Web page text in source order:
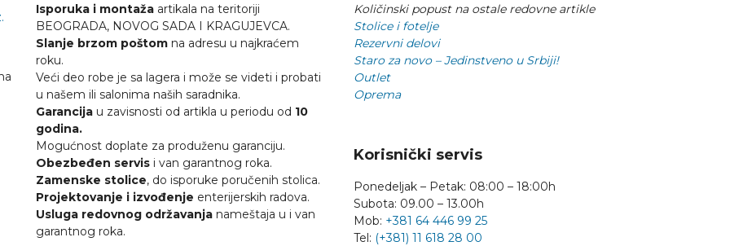
Isporuka i montažaartikala na teritoriji
BEOGRADA, NOVOG SADA I KRAGUJEVCA.
Slanje brzom poštomna adresu u najkraćem
roku.
Veći deo robe je sa lagera i može se videti i probati
u našem ili salonima naših saradnika.
Garancijau zavisnosti od artikla u periodu od 10
godina.
Mogućnost doplate za produženu garanciju.
Obezbeđen servisi van garantnog roka.
Zamenske stolice, do isporuke poručenih stolica.
Projektovanje i izvođenje enterijerskih radova.
Usluga redovnog održavanjanameštaja u i van
garantnog roka.
Količinski popust na ostale redovne artikle
Stolice i fotelje
Rezervni delovi
Staro za novo – Jedinstveno u Srbiji!
Outlet
Oprema
Korisnički servis
Ponedeljak – Petak: 08:00 – 18:00h
Subota: 09.00 – 13.00h
Mob: +381 64 446 99 25
Tel: (+381) 11 618 28 00